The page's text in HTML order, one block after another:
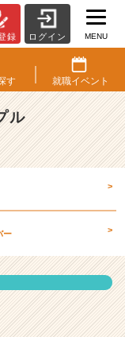
録 ログイン MENU
す 就職イベント
ル
>
ー >